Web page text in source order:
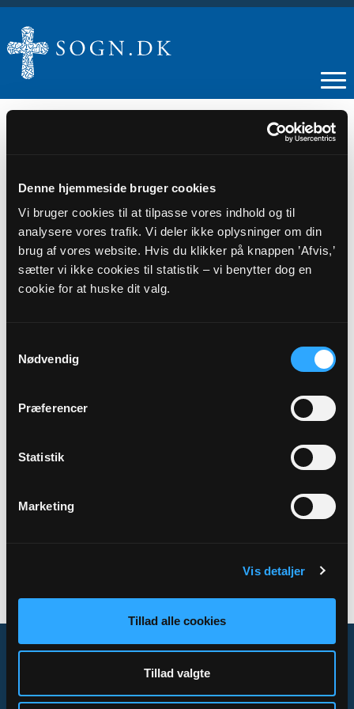
Denne hjemmeside bruger cookies
Vi bruger cookies til at tilpasse vores indhold og til
analysere vores trafik. Vi deler ikke oplysninger om din
brug af vores website. Hvis du klikker på knappen ’Afvis,’
sætter vi ikke cookies til statistik – vi benytter dog en
cookie for at huske dit valg.
Nødvendig
Præferencer
Statistik
Marketing
Vis detaljer
Tillad alle cookies
Tillad valgte
14
AUG
International Fællesspisning
Egeris store mødelokale